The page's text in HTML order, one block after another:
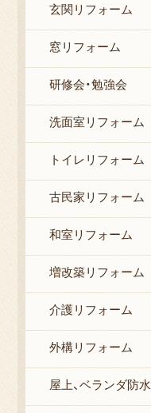
玄関リフォーム
窓リフォーム
研修会・勉強会
洗面室リフォーム
トイレリフォーム
古民家リフォーム
和室リフォーム
増改築リフォーム
介護リフォーム
外構リフォーム
屋上、ベランダ防水